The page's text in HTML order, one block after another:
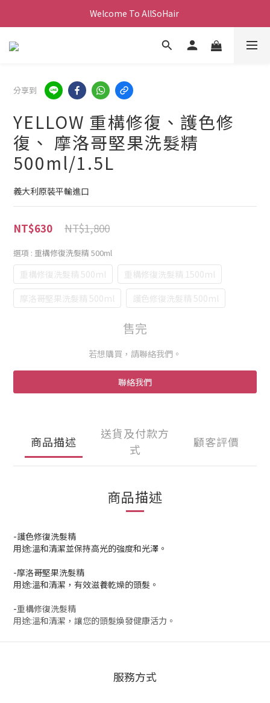
Welcome To AllSoHair
分享到
YELLOW 重構修復、護色修
復、 摩洛哥堅果洗髮精
500ml/1.5L
義大利原裝平輸進口
NT$1,800
NT$630
選項 : 重構修復洗髮精 500ml
重構修復洗髮精 500ml
重構修復洗髮精 1500ml
摩洛哥堅果洗髮精 500ml
護色修復洗髮精 500ml
售完
若想購買，請聯絡我們。
聯絡我們
商品描述
送貨及付款方
式
顧客評價
商品描述
-護色修復洗髮精
用途:溫和清潔並保持高光的強度和光澤。
-摩洛哥堅果洗髮精
用途:溫和清潔，有效滋養乾燥的頭髮。
-重構修復洗髮精
用途:溫和清潔，讓您的頭髮煥發健康活力。
服務方式